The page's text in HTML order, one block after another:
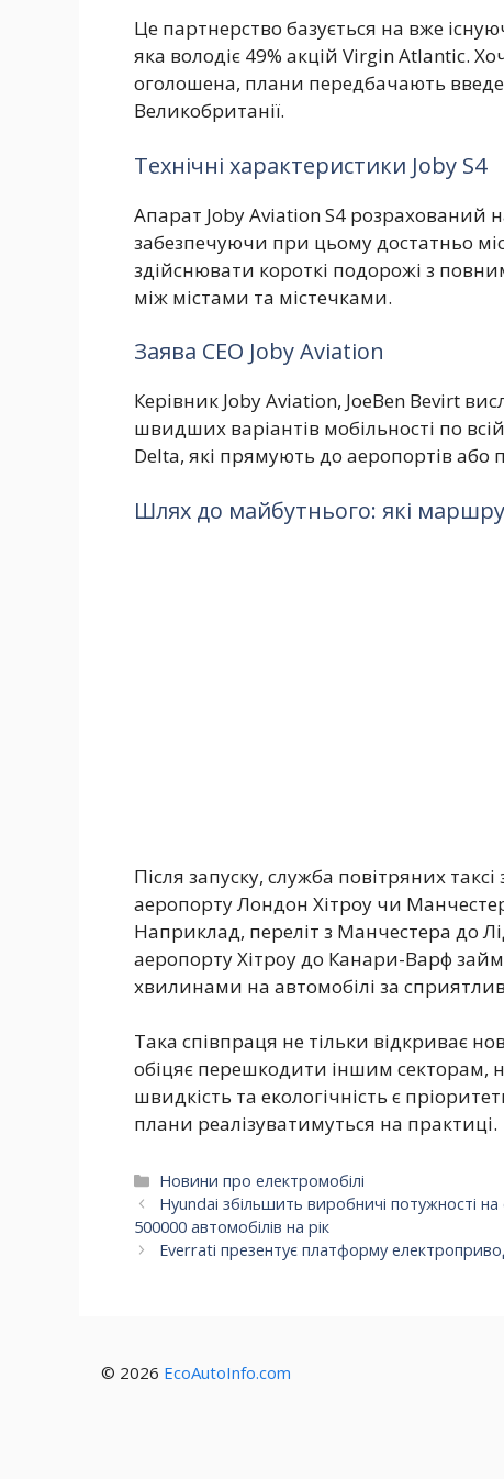
Це партнерство базується на вже
яка володіє 49% акцій Virgin Atlantic.
оголошена, плани передбачають
Великобританії.
Технічні характеристики Joby S4
Апарат Joby Aviation S4 розрахований
забезпечуючи при цьому достатньо
здійснювати короткі подорожі з
між містами та містечками.
Заява CEO Joby Aviation
Керівник Joby Aviation, JoeBen Bevirt
швидших варіантів мобільності по
Delta, які прямують до аеропортів або
Шлях до майбутнього: які
Після запуску, служба повітряних
аеропорту Лондон Хітроу чи
Наприклад, переліт з Манчестера до
аеропорту Хітроу до Канари-Варф
хвилинами на автомобілі за
Така співпраця не тільки відкриває
обіцяє перешкодити іншим секторам,
швидкість та екологічність є
плани реалізуватимуться на практиці.
Категорії
Новини про електромобілі
Hyundai збільшить виробничі потужності
500000 автомобілів на рік
Everrati презентує платформу
© 2026 EcoAutoInfo.com